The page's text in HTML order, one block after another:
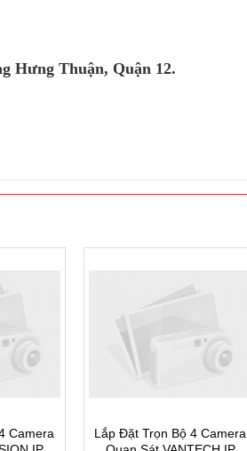
Hưng Thuận, Quận 12.
Camera
Lắp Đặt Trọn Bộ 4 Camera